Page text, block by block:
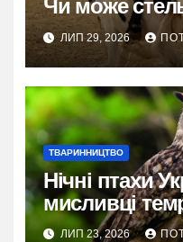
Чи може
ЛИП 29, 2026
ТВАРИННИЦТВО
Нічні птахи
мисливці
ЛИП 23, 2026